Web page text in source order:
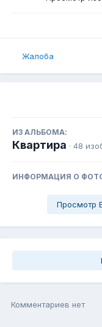
Жалоба
ИЗ АЛЬБОМА:
Квартира · 48
ИНФОРМАЦИЯ О
Просмотр
Комментариев нет